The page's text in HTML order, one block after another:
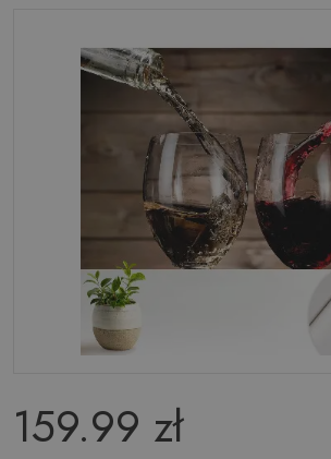
159.99 zł